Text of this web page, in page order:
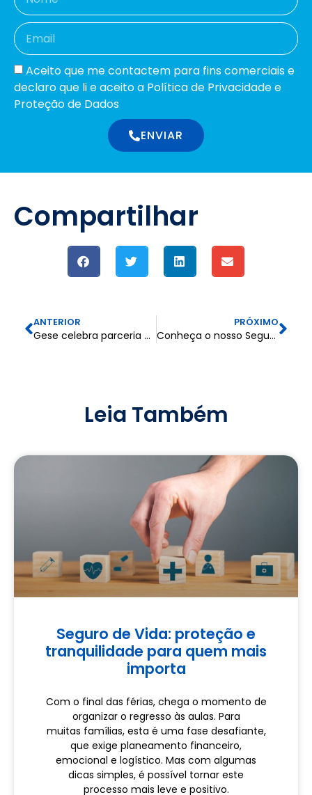
Aceito que me contactem para fins comerciais e
declaro que li e aceito a Política de Privacidade e
Proteção de Dados
ENVIAR
Compartilhar
ANTERIOR
Gese celebra parceria com a ANICA
PRÓXIMO
Conheça o nosso Seguro de Montagem
Leia Também
Seguro de Vida: proteção e
tranquilidade para quem mais
importa
Com o final das férias, chega o momento de
organizar o regresso às aulas. Para
muitas famílias, esta é uma fase desafiante,
que exige planeamento financeiro,
emocional e logístico. Mas com algumas
dicas simples, é possível tornar este
processo mais leve e positivo.